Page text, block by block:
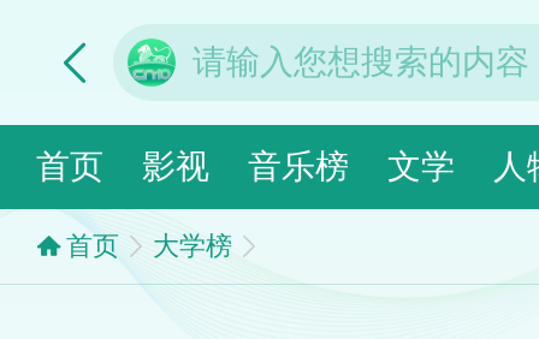
首页 影视 音乐榜 文学 人
首页 大学榜